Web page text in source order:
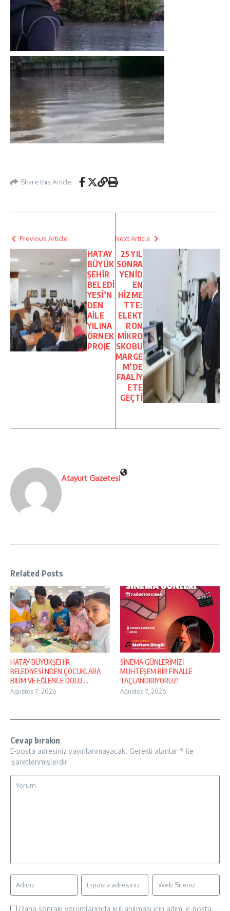
Share this Article
Previous Article
HATAY
BÜYÜK
ŞEHİR
BELEDİ
YESİ’N
DEN
AİLE
YILINA
ÖRNEK
PROJE
Next Article
25 YIL
SONRA
YENİD
EN
HİZME
TTE:
ELEKT
RON
MİKRO
SKOBU
MARGE
M’DE
FAALİY
ETE
GEÇTİ
Atayurt Gazetesi
Related Posts
HATAY BÜYÜKŞEHİR
BELEDİYESİ’NDEN ÇOCUKLARA
BİLİM VE EĞLENCE DOLU ...
Ağustos 7, 2026
SİNEMA GÜNLERİMİZİ
MUHTEŞEM BİR FİNALLE
TAÇLANDIRIYORUZ!
Ağustos 7, 2026
Cevap bırakın
E-posta adresiniz yayınlanmayacak. Gerekli alanlar * ile
işaretlenmişlerdir
Daha sonraki yorumlarımda kullanılması için adım, e-posta